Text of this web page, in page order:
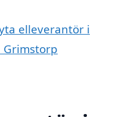
elleverantör i
Grimstorp